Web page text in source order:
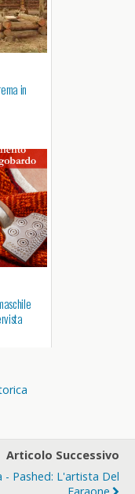
in
Articolo Successivo
- Pashed: L'artista Del